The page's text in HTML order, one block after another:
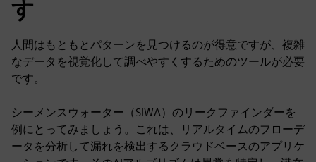
す
人間はもともとパターンを見つけるのが得意ですが、複雑
なデータを視覚化して調べやすくするためのツールが必要
です。
シーメンスウォーター（SIWA）のリークファインダーを
例にとってみましょう。これは、リアルタイムのフローデ
ータを分析して漏れを検出するクラウドベースのアプリケ